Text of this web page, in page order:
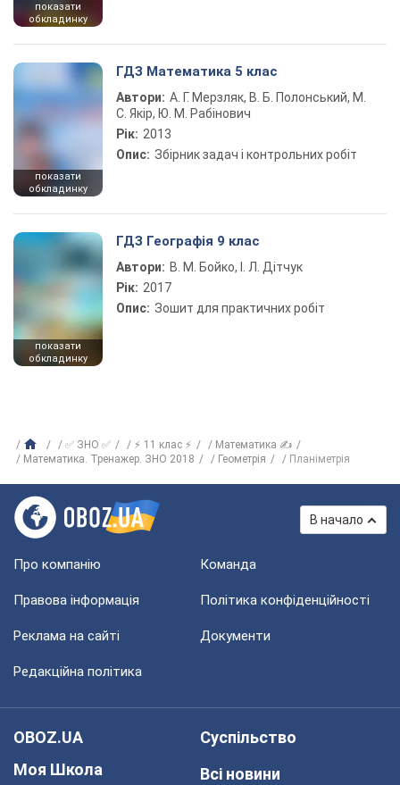
показати
обкладинку
показати
обкладинку
ГДЗ Математика 5 клас
Автори: А. Г. Мерзляк, В. Б. Полонський, М.
С. Якір, Ю. М. Рабінович
Рік: 2013
Опис: Збірник задач і контрольних робіт
показати
обкладинку
ГДЗ Географія 9 клас
Автори: В. М. Бойко, І. Л. Дітчук
Рік: 2017
Опис: Зошит для практичних робіт
✅ ЗНО ✅ ⚡ 11 клас ⚡
Математика ✍
Математика. Тренажер. ЗНО 2018
Геометрія Планіметрія
В начало
Про компанію Команда
Правова інформація Політика конфіденційності
Реклама на сайті Документи
Редакційна політика
OBOZ.UA
Моя Школа
Суспільство
Всі новини